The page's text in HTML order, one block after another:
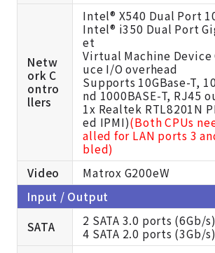
Netw
ork C
ontro
llers
Intel® X540 Dual Port
Intel® i350 Dual Port
et
Virtual Machine Device
uce I/O overhead
Supports 10GBase-T,
nd 1000BASE-T, RJ45
1x Realtek RTL8201N
ed IPMI)(Both CPUs
alled for LAN ports 3
bled)
Video
Matrox G200eW
Input / Output
SATA
2 SATA 3.0 ports (6Gb/s)
4 SATA 2.0 ports (3Gb/s)